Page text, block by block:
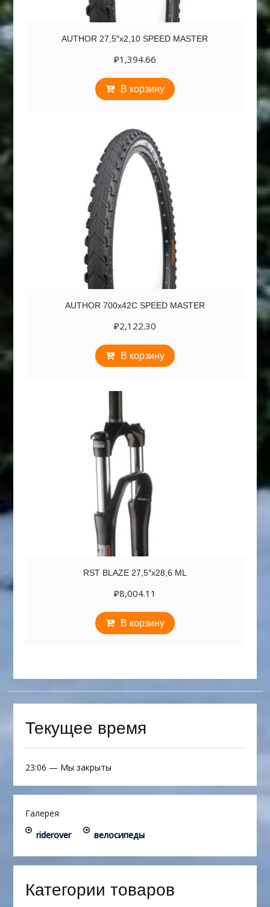
AUTHOR 27,5″х2,10 SPEED MASTER
₽1,394.66
В корзину
AUTHOR 700х42C SPEED MASTER
₽2,122.30
В корзину
RST BLAZE 27,5″х28,6 ML
₽8,004.11
В корзину
Текущее время
23:06 — Мы закрыты
Галерея
riderover
велосипеды
Категории товаров